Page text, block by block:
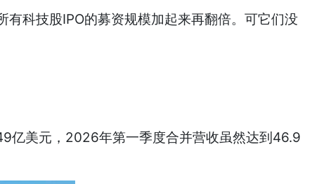
科技股IPO的募资规模加起来再翻倍。可它们没
亿美元，2026年第一季度合并营收虽然达到46.9